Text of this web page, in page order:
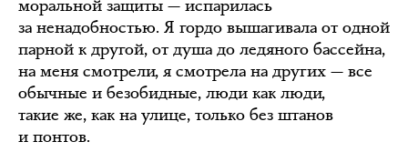
моральной защиты — испарилась
за ненадобностью. Я гордо вышагивала от одной
парной к другой, от душа до ледяного бассейна,
на меня смотрели, я смотрела на других — все
обычные и безобидные, люди как люди,
такие же, как на улице, только без штанов
и понтов.